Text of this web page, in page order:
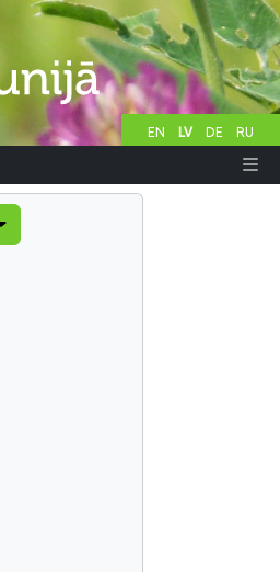
EN LV DE RU